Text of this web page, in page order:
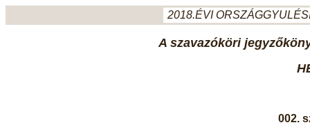
2018.ÉVI
A szavazóköri
002.